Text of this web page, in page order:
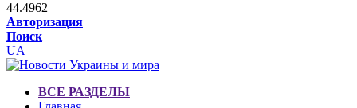
44.4962
Авторизация
Поиск
UA
ВСЕ РАЗДЕЛЫ